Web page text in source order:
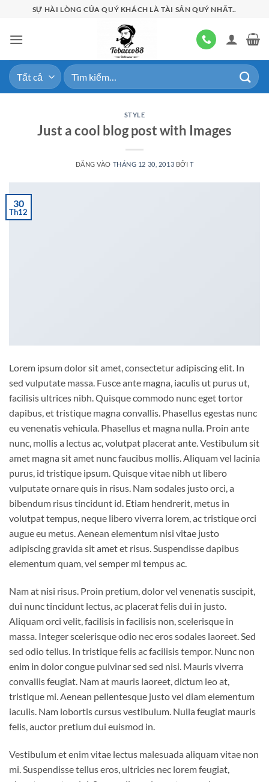
nội
SỰ HÀI LÒNG CỦA QUÝ KHÁCH LÀ TÀI SẢN QUÝ NHẤT..
Tìm
kiếm:
STYLE
Just a cool blog post with Images
ĐĂNG VÀO THÁNG 12 30, 2013 BỞI T
30
Th12
Lorem ipsum dolor sit amet, consectetur adipiscing elit. In
sed vulputate massa. Fusce ante magna, iaculis ut purus ut,
facilisis ultrices nibh. Quisque commodo nunc eget tortor
dapibus, et tristique magna convallis. Phasellus egestas nunc
eu venenatis vehicula. Phasellus et magna nulla. Proin ante
nunc, mollis a lectus ac, volutpat placerat ante. Vestibulum sit
amet magna sit amet nunc faucibus mollis. Aliquam vel lacinia
purus, id tristique ipsum. Quisque vitae nibh ut libero
vulputate ornare quis in risus. Nam sodales justo orci, a
bibendum risus tincidunt id. Etiam hendrerit, metus in
volutpat tempus, neque libero viverra lorem, ac tristique orci
augue eu metus. Aenean elementum nisi vitae justo
adipiscing gravida sit amet et risus. Suspendisse dapibus
elementum quam, vel semper mi tempus ac.
Nam at nisi risus. Proin pretium, dolor vel venenatis suscipit,
dui nunc tincidunt lectus, ac placerat felis dui in justo.
Aliquam orci velit, facilisis in facilisis non, scelerisque in
massa. Integer scelerisque odio nec eros sodales laoreet. Sed
sed odio tellus. In tristique felis ac facilisis tempor. Nunc non
enim in dolor congue pulvinar sed sed nisi. Mauris viverra
convallis feugiat. Nam at mauris laoreet, dictum leo at,
tristique mi. Aenean pellentesque justo vel diam elementum
iaculis. Nam lobortis cursus vestibulum. Nulla feugiat mauris
felis, auctor pretium dui euismod in.
Vestibulum et enim vitae lectus malesuada aliquam vitae non
mi. Suspendisse tellus eros, ultricies nec lorem feugiat,